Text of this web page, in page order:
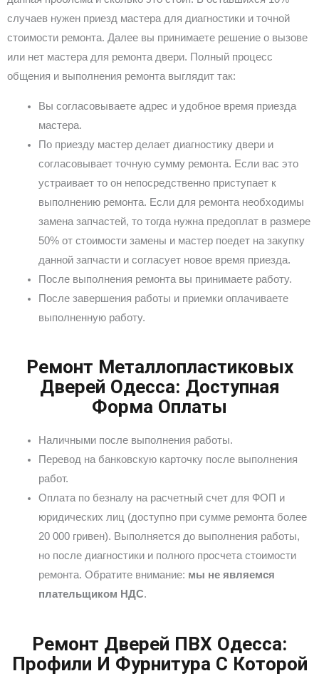
случаев нужен приезд мастера для диагностики и точной
стоимости ремонта. Далее вы принимаете решение о вызове
или нет мастера для ремонта двери. Полный процесс
общения и выполнения ремонта выглядит так:
Вы согласовываете адрес и удобное время приезда
мастера.
По приезду мастер делает диагностику двери и
согласовывает точную сумму ремонта. Если вас это
устраивает то он непосредственно приступает к
выполнению ремонта. Если для ремонта необходимы
замена запчастей, то тогда нужна предоплат в размере
50% от стоимости замены и мастер поедет на закупку
данной запчасти и согласует новое время приезда.
После выполнения ремонта вы принимаете работу.
После завершения работы и приемки оплачиваете
выполненную работу.
Ремонт Металлопластиковых
Дверей Одесса: Доступная
Форма Оплаты
Наличными после выполнения работы.
Перевод на банковскую карточку после выполнения
работ.
Оплата по безналу на расчетный счет для ФОП и
юридических лиц (доступно при сумме ремонта более
20 000 гривен). Выполняется до выполнения работы,
но после диагностики и полного просчета стоимости
ремонта. Обратите внимание: мы не являемся
плательщиком НДС.
Ремонт Дверей ПВХ Одесса:
Профили И Фурнитура С Которой